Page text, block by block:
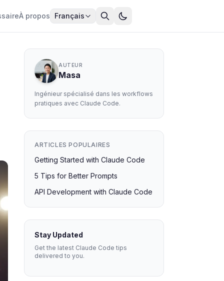
À propos Français
AUTEUR
Masa
Ingénieur spécialisé dans les workflows
pratiques avec Claude Code.
ARTICLES POPULAIRES
Getting Started with Claude Code
5 Tips for Better Prompts
API Development with Claude Code
Stay Updated
Get the latest Claude Code tips
delivered to you.